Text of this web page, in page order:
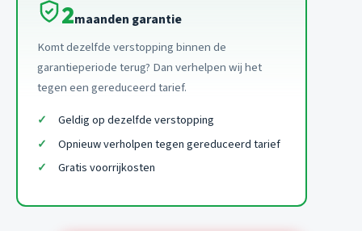
2maanden garantie
Komt dezelfde verstopping binnen de
garantieperiode terug? Dan verhelpen wij het
tegen een gereduceerd tarief.
Geldig op dezelfde verstopping
Opnieuw verholpen tegen gereduceerd tarief
Gratis voorrijkosten